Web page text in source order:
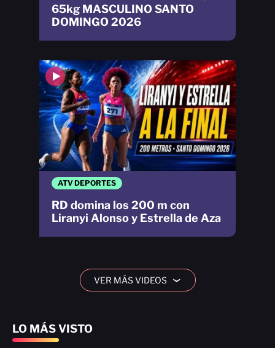
LO MÁS VISTO
ATV DEPORTES
RD domina los 200 m con
Liranyi Alonso y Estrella de Aza
65kg MASCULINO SANTO
DOMINGO 2026
VER MÁS VIDEOS ›